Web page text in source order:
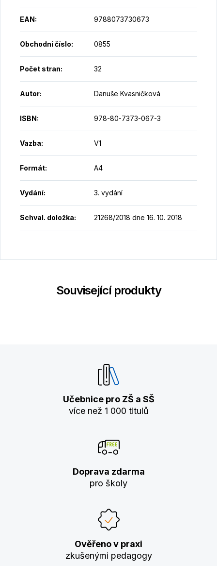
EAN: 9788073730673
Obchodní číslo: 0855
Počet stran: 32
Autor: Danuše Kvasničková
ISBN: 978-80-7373-067-3
Vazba: V1
Formát: A4
Vydání: 3. vydání
Schval. doložka: 21268/2018 dne 16. 10. 2018
Související produkty
Učebnice pro ZŠ a SŠ
více než 1 000 titulů
Doprava zdarma
pro školy
Ověřeno v praxi
zkušenými pedagogy